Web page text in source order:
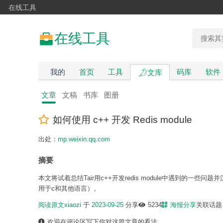
在线工具
在线工具
我的 首页 工具 文库 码库 软件
文章 文稿 书库 图册
如何使用 c++ 开发 Redis module
出处： mp.weixin.qq.com
摘要
本文将试着总结Tair用c++开发redis module中遇到的一些问题
用于c和其他语言）。
阅读原文xiaozi 于 2023-09-25 分享 5234 海报分享关联话